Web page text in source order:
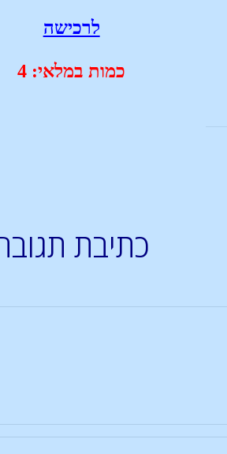
לרכישה
כמות במלאי: 4
כתיבת